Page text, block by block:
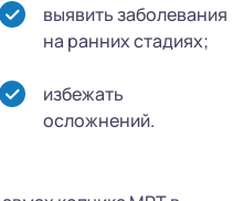
выявить заболевания
на ранних стадиях;
избежать
осложнений.